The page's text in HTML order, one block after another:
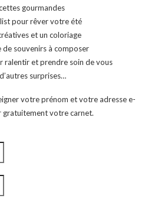
gourmandes
pour rêver votre été
et un coloriage
de souvenirs à composer
ralentir et prendre soin de vous
surprises…
votre prénom et votre adresse e-
gratuitement votre carnet.